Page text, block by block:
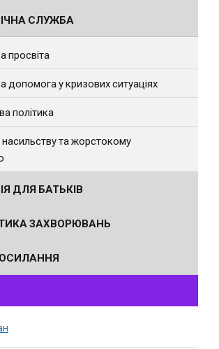
СЛУЖБА
просвіта
допомога у кризових ситуаціях
політика
насильству та жорстокому
ДЛЯ БАТЬКІВ
ЗАХВОРЮВАНЬ